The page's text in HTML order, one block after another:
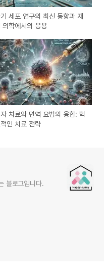
세포 연구의 최신 동향과 재
의학에서의 응용
치료와 면역 요법의 융합: 혁
인 치료 전략
블로그입니다.